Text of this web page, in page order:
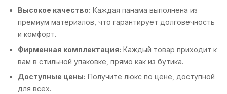
Высокое качество: Каждая панама выполнена из
премиум материалов, что гарантирует долговечность
и комфорт.
Фирменная комплектация: Каждый товар приходит к
вам в стильной упаковке, прямо как из бутика.
Доступные цены: Получите люкс по цене, доступной
для всех.